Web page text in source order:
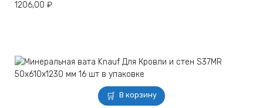
1206,00 ₽
В корзину